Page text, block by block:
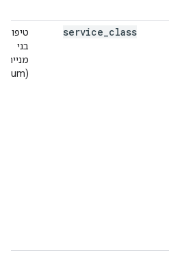
service class
בני
מנייה
(enum)